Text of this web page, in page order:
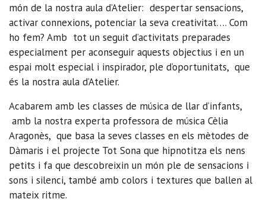
món de la nostra aula d’Atelier: despertar sensacions,
activar connexions, potenciar la seva creativitat…. Com
ho fem? Amb tot un seguit d’activitats preparades
especialment per aconseguir aquests objectius i en un
espai molt especial i inspirador, ple d’oportunitats, que
és la nostra aula d’Atelier.
Acabarem amb les classes de música de llar d’infants,
amb la nostra experta professora de música Cèlia
Aragonès, que basa la seves classes en els mètodes de
Dàmaris i el projecte Tot Sona que hipnotitza els nens
petits i fa que descobreixin un món ple de sensacions i
sons i silenci, també amb colors i textures que ballen al
mateix ritme.